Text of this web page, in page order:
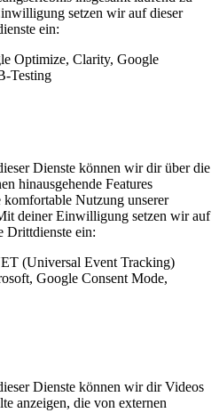
setzen wir auf dieser
ein:
Optimize, Clarity, Google
Testing
Dienste können wir dir über die
hinausgehende Features
Nutzung unserer
deiner Einwilligung setzen wir auf
Drittdienste ein:
(Universal Event Tracking)
Google Consent Mode,
Dienste können wir dir Videos
anzeigen, die von externen